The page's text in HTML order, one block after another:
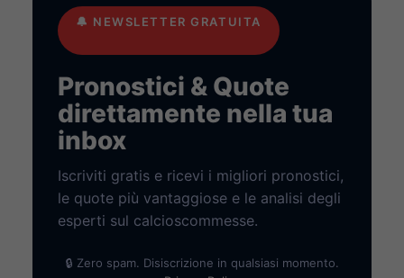
🔔 NEWSLETTER GRATUITA
Pronostici & Quote
direttamente nella tua
inbox
Iscriviti gratis e ricevi i migliori pronostici,
le quote più vantaggiose e le analisi degli
esperti sul calcioscommesse.
🔒 Zero spam. Disiscrizione in qualsiasi momento.